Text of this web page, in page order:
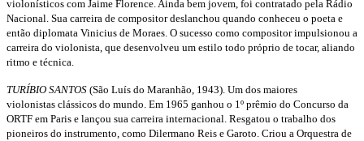
violonísticos com Jaime Florence. Ainda bem jovem, foi contratado pela Rádio
Nacional. Sua carreira de compositor deslanchou quando conheceu o poeta e
então diplomata Vinicius de Moraes. O sucesso como compositor impulsionou a
carreira do violonista, que desenvolveu um estilo todo próprio de tocar, aliando
ritmo e técnica.
TURÍBIO SANTOS (São Luís do Maranhão, 1943). Um dos maiores
violonistas clássicos do mundo. Em 1965 ganhou o 1º prêmio do Concurso da
ORTF em Paris e lançou sua carreira internacional. Resgatou o trabalho dos
pioneiros do instrumento, como Dilermano Reis e Garoto. Criou a Orquestra de